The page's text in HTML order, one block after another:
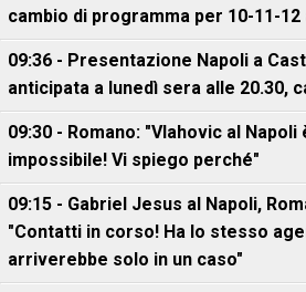
cambio di programma per 10-11-
09:36 - Presentazione Napoli a
anticipata a lunedì sera alle 20.30,
09:30 - Romano: "Vlahovic al
impossibile! Vi spiego perché"
09:15 - Gabriel Jesus al Napoli,
"Contatti in corso! Ha lo stesso
arriverebbe solo in un caso"